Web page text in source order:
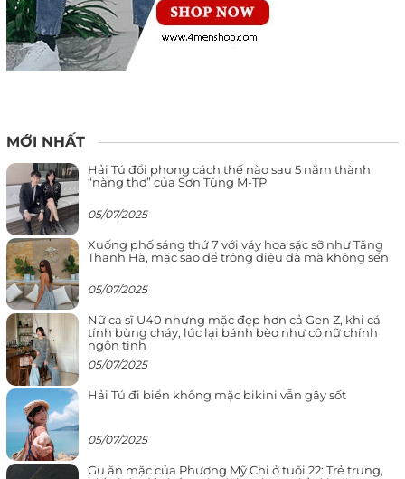
MỚI NHẤT
Hải Tú đổi phong cách thế nào sau 5 năm thành
“nàng thơ” của Sơn Tùng M-TP
05/07/2025
Xuống phố sáng thứ 7 với váy hoa sặc sỡ như Tăng
Thanh Hà, mặc sao để trông điệu đà mà không sến
05/07/2025
Nữ ca sĩ U40 nhưng mặc đẹp hơn cả Gen Z, khi cá
tính bùng cháy, lúc lại bánh bèo như cô nữ chính
ngôn tình
05/07/2025
Hải Tú đi biển không mặc bikini vẫn gây sốt
05/07/2025
Gu ăn mặc của Phương Mỹ Chi ở tuổi 22: Trẻ trung,